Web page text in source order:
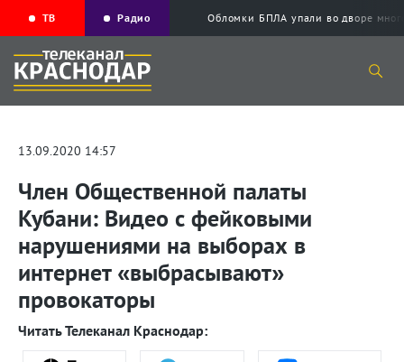
ТВ Радио Обломки БПЛА упали во дворе
13.09.2020 14:57
Член Общественной палаты
Кубани: Видео с фейковыми
нарушениями на выборах в
интернет «выбрасывают»
провокаторы
Читать Телеканал Краснодар: